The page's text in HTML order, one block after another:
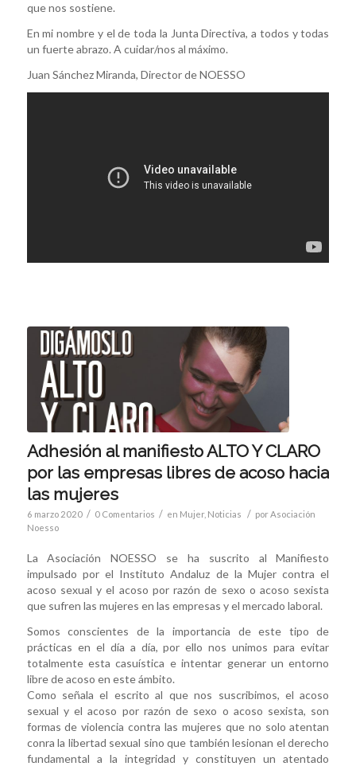
que nos sostiene.
En mi nombre y el de toda la Junta Directiva, a todos y todas
un fuerte abrazo. A cuidar/nos al máximo.
Juan Sánchez Miranda, Director de NOESSO
Adhesión al manifiesto ALTO Y CLARO
por las empresas libres de acoso hacia
las mujeres
6 marzo 2020 / 0 Comentarios / en Mujer, Noticias / porAsociación
Noesso
La Asociación NOESSO se ha suscrito al Manifiesto
impulsado por el Instituto Andaluz de la Mujer contra el
acoso sexual y el acoso por razón de sexo o acoso sexista
que sufren las mujeres en las empresas y el mercado laboral.
Somos conscientes de la importancia de este tipo de
prácticas en el día a día, por ello nos unimos para evitar
totalmente esta casuística e intentar generar un entorno
libre de acoso en este ámbito.
Como señala el escrito al que nos suscribimos, el acoso
sexual y el acoso por razón de sexo o acoso sexista, son
formas de violencia contra las mujeres que no solo atentan
conra la libertad sexual sino que también lesionan el derecho
fundamental a la integridad y constituyen un atentado